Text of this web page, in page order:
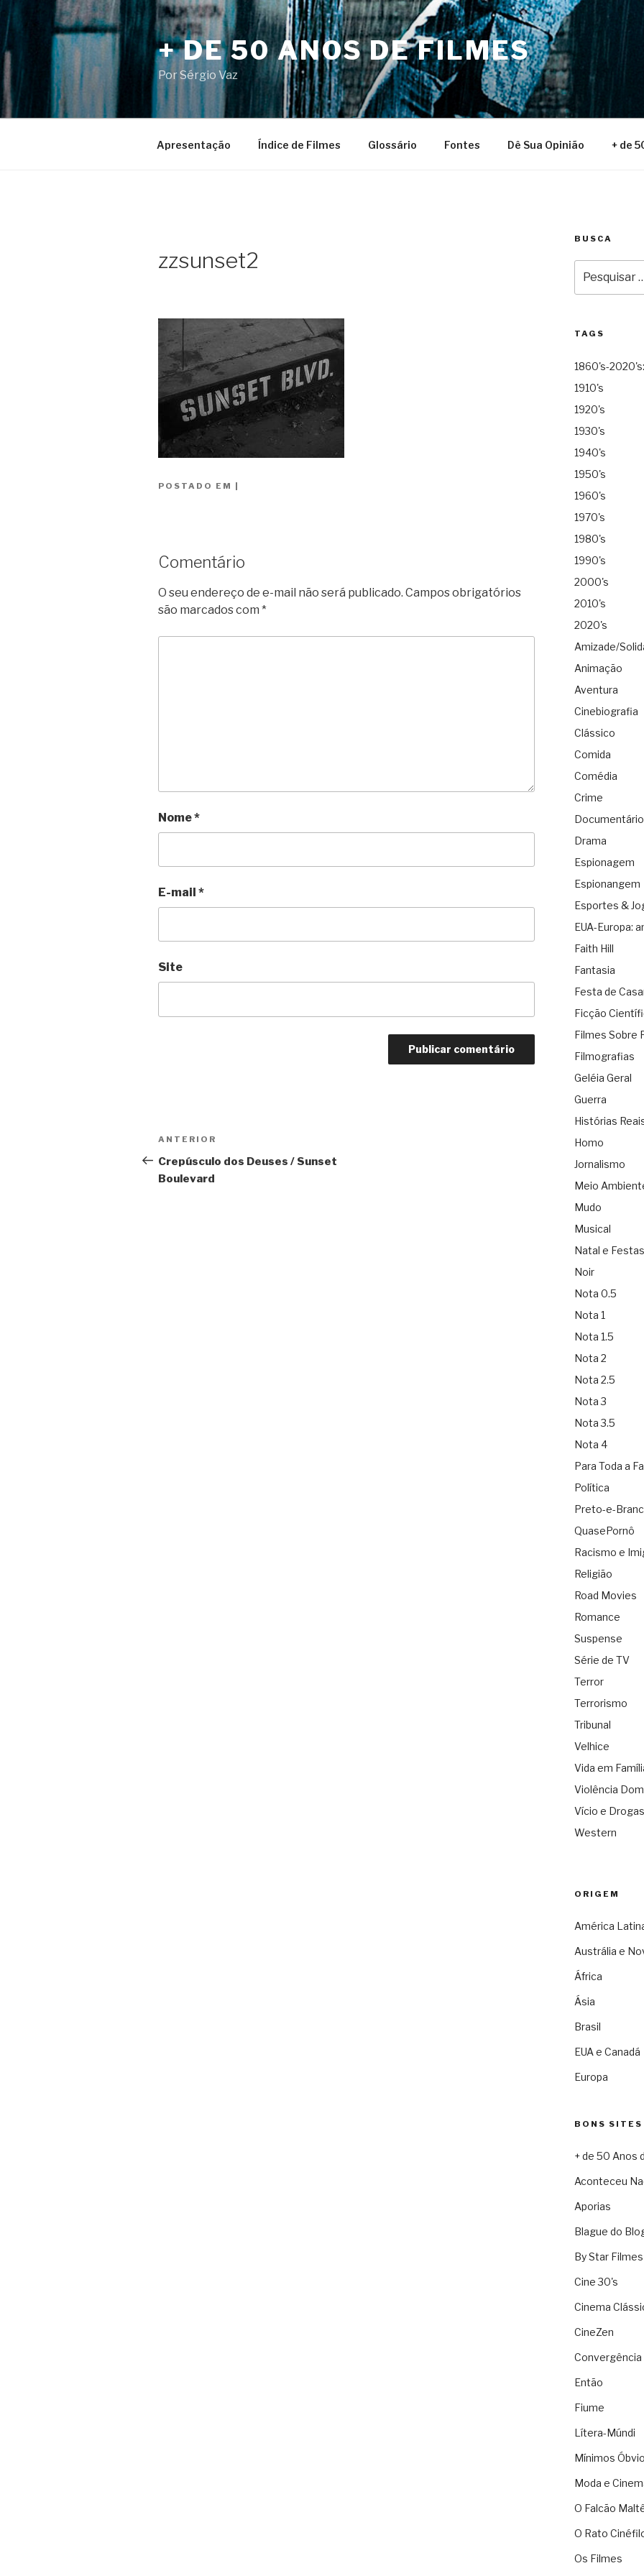
para
o
conteúdo
+ DE 50 ANOS DE FILMES
Por Sérgio Vaz
Apresentação Índice de Filmes Glossário Fontes Dê Sua Opinião + de
zzsunset2
POSTADO EM
Comentário
O seu endereço de e-mail não será publicado. Campos obrigatórios
são marcados com *
Nome*
E-mail *
Site
Navegação
de
Post
Anterior
ANTERIOR
Crepúsculo dos Deuses / Sunset
Boulevard
BUSCA
por:
TAGS
1860's-
1910's
1920's
1930's
1940's
1950's
1960's
1970's
1980's
1990's
2000's
2010's
2020's
Amizade/
Animação
Aventura
Cinebiografia
Clássico
Comida
Comédia
Crime
Documentário
Drama
Espionagem
Espionangem
Esportes &
EUA-Europa:
Faith Hill
Fantasia
Festa de
Ficção
Filmes Sobre
Filmografias
Geléia Geral
Guerra
Histórias
Homo
Jornalismo
Meio
Mudo
Musical
Natal e Festas
Noir
Nota 0.5
Nota 1
Nota 1.5
Nota 2
Nota 2.5
Nota 3
Nota 3.5
Nota 4
Para Toda a
Política
Preto-e-
QuasePornô
Racismo e
Religião
Road Movies
Romance
Suspense
Série de TV
Terror
Terrorismo
Tribunal
Velhice
Vida em
Violência
Vício e Drogas
Western
ORIGEM
América
Austrália e
África
Ásia
Brasil
EUA e Canadá
Europa
BONS SITES
+ de 50 Anos
Aconteceu
Aporias
Blague do
By Star Filmes
Cine 30's
Cinema
CineZen
Convergência
Então
Fiume
Lítera-Múndi
Mínimos
Moda e
O Falcão
O Rato
Os Filmes